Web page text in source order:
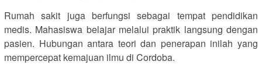
Rumah sakit juga berfungsi sebagai tempat pendidikan
medis. Mahasiswa belajar melalui praktik langsung dengan
pasien. Hubungan antara teori dan penerapan inilah yang
mempercepat kemajuan ilmu di Cordoba.